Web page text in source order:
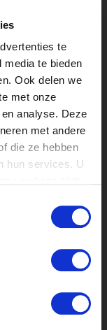
te
te bieden
Ook delen we
met onze
analyse. Deze
met andere
die ze hebben
hun services. U